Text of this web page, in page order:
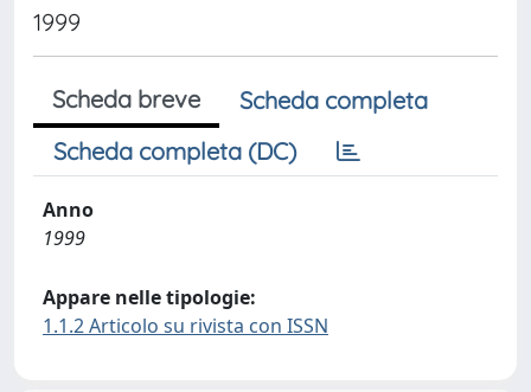
1999
Scheda breve
Scheda completa
Scheda completa (DC)
Anno
1999
Appare nelle tipologie:
1.1.2 Articolo su rivista con ISSN